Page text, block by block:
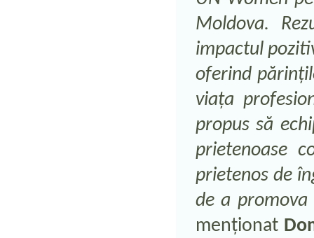
Moldova.
impactul
oferind
viața
propus să
prietenoase
prietenos de
de a promova
menționat